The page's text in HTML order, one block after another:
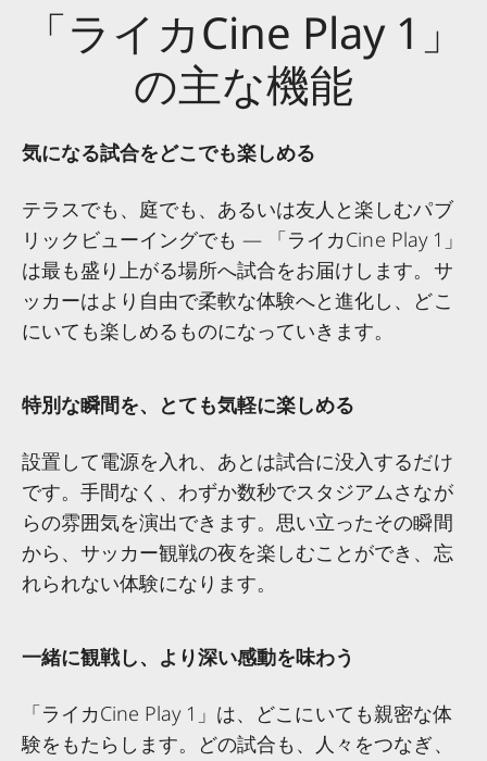
「ライカCine Play 1」
の主な機能
気になる試合をどこでも楽しめる
テラスでも、庭でも、あるいは友人と楽しむパブ
リックビューイングでも — 「ライカCine Play 1」
は最も盛り上がる場所へ試合をお届けします。サ
ッカーはより自由で柔軟な体験へと進化し、どこ
にいても楽しめるものになっていきます。
特別な瞬間を、とても気軽に楽しめる
設置して電源を入れ、あとは試合に没入するだけ
です。手間なく、わずか数秒でスタジアムさなが
らの雰囲気を演出できます。思い立ったその瞬間
から、サッカー観戦の夜を楽しむことができ、忘
れられない体験になります。
一緒に観戦し、より深い感動を味わう
「ライカCine Play 1」は、どこにいても親密な体
験をもたらします。どの試合も、人々をつなぎ、